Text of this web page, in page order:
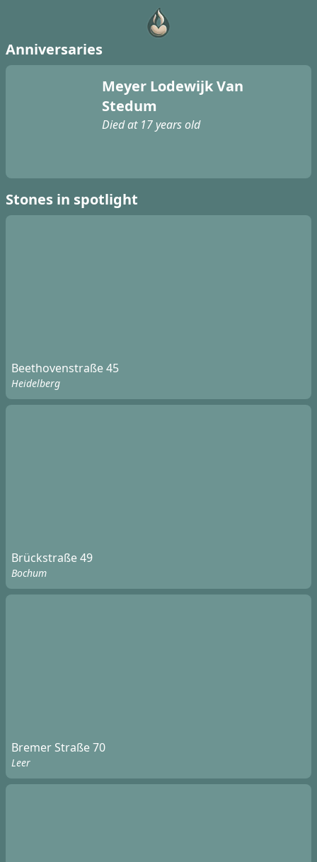
Anniversaries
Meyer Lodewijk Van
Stedum
Died at 17 years old
Stones in spotlight
Beethovenstraße 45
Heidelberg
Brückstraße 49
Bochum
Bremer Straße 70
Leer